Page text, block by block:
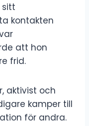
sitt
kontakten
att hon
frid.
aktivist och
kamper till
för andra.